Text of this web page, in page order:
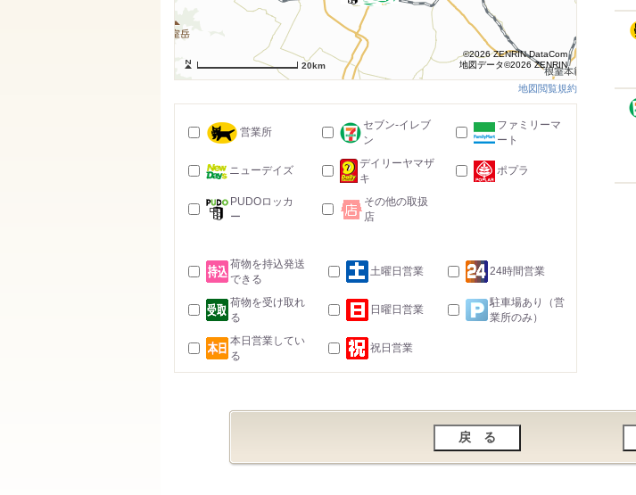
20km
©2026 ZENRIN DataCom
地図データ©2026 ZENRIN
地図閲覧規約
営業所
セブン-イレブ
ン
ファミリーマ
ート
ニューデイズ
デイリーヤマザ
キ
ポプラ
PUDOロッカ
ー
その他の取扱
店
荷物を持込発送
できる
土曜日営業 24時間営業
荷物を受け取れ
る
日曜日営業
駐車場あり（営
業所のみ）
本日営業してい
る
祝日営業